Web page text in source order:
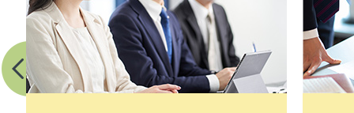
2
枚
目
3
枚
目